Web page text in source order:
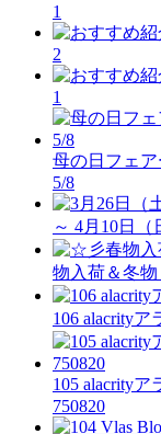
1
2
1
母の日フェア
5/8
～ 4月10日（
物入荷＆冬
106 alacrityア
105 alacrityア
750820